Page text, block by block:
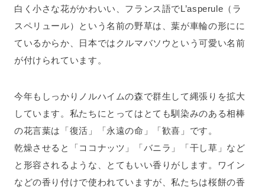
白く小さな花がかわいい、フランス語でL’asperule（ラ
スペリュール）という名前の野草は、葉が車輪の形にに
ているからか、日本ではクルマバソウという可愛い名前
が付けられています。
今年もしっかりノルハイムの森で群生して縄張りを拡大
しています。私たちにとってはとても馴染みのある相棒
の花言葉は「復活」「永遠の命」「歓喜」です。
乾燥させると「ココナッツ」「バニラ」「干し草」など
と形容されるような、とてもいい香りがします。ワイン
などの香り付けで使われていますが、私たちは桜餅の香